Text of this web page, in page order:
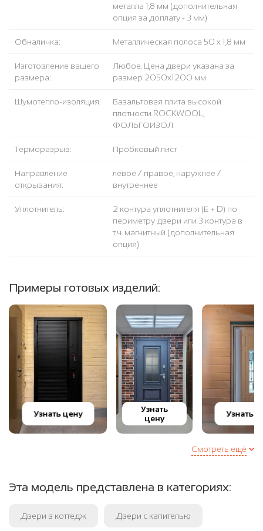
металла 1,8 мм (дополнительная
опция за доплату - 3 мм)
Обналичка: Металлическая полоса 50 х 1,8 мм
Изготовление вашего
размера:
Любое. Цена двери указана за
размер 2050х1200 мм
Шумотепло-изоляция:
Базальтовая плита высокой
плотности ROCKWOOL,
ФОЛЬГОИЗОЛ
Терморазрыв: Пробковый лист
Направление
открывания:
левое / правое, наружнее /
внутреннее
Уплотнитель:
2 контура уплотнителя (Е + D) по
периметру двери или 3 контура в
т.ч. магнитный (дополнительная
опция)
Примеры готовых изделий:
Узнать цену
Узнать
цену
Узнать
Смотреть ещё
Эта модель представлена в категориях:
Двери в коттедж Двери с капителью